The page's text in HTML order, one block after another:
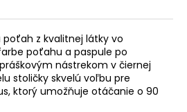
z kvalitnej látky vo
poťahu a paspule po
nástrekom v čiernej
stoličky skvelú voľbu pre
ktorý umožňuje otáčanie o 90